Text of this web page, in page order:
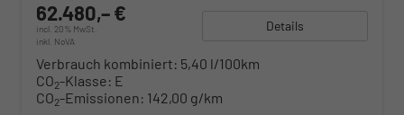
62.480,– €
incl. 20% MwSt.
inkl. NoVA
Details
Verbrauch kombiniert: 5,40 l/100km
CO2-Klasse: E
CO2-Emissionen: 142,00 g/km